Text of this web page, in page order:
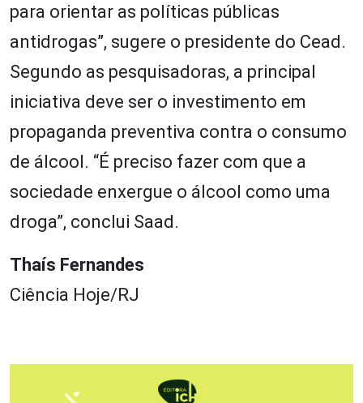
para orientar as políticas públicas
antidrogas”, sugere o presidente do Cead.
Segundo as pesquisadoras, a principal
iniciativa deve ser o investimento em
propaganda preventiva contra o consumo
de álcool. “É preciso fazer com que a
sociedade enxergue o álcool como uma
droga”, conclui Saad.
Thaís Fernandes
Ciência Hoje/RJ